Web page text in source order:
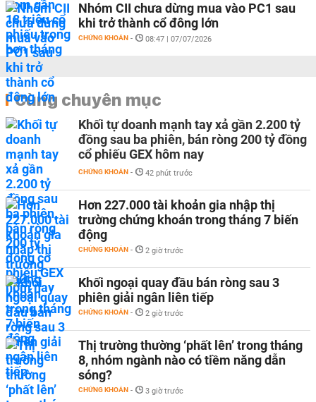
Nhóm CII chưa dừng mua vào PC1 sau
khi trở thành cổ đông lớn
CHỨNG KHOÁN - 08:47 | 07/07/2026
Cùng chuyên mục
Khối tự doanh mạnh tay xả gần 2.200 tỷ
đồng sau ba phiên, bán ròng 200 tỷ đồng
cổ phiếu GEX hôm nay
CHỨNG KHOÁN - 42 phút trước
Hơn 227.000 tài khoản gia nhập thị
trường chứng khoán trong tháng 7 biến
động
CHỨNG KHOÁN - 2 giờ trước
Khối ngoại quay đầu bán ròng sau 3
phiên giải ngân liên tiếp
CHỨNG KHOÁN - 2 giờ trước
Thị trường thường ‘phất lên’ trong tháng
8, nhóm ngành nào có tiềm năng dẫn
sóng?
CHỨNG KHOÁN - 3 giờ trước